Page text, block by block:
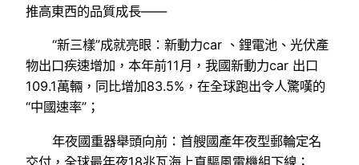
推高東西的品質成長——
“新三樣”成就亮眼：新動力car 、鋰電池、光伏產
物出口疾速增加，本年前11月，我國新動力car 出口
109.1萬輛，同比增加83.5%，在全球跑出令人驚嘆的
“中國速率”；
年夜國重器舉頭向前：首艘國產年夜型郵輪定名
交付，全球最年夜18兆瓦海上直驅風電機組下線；